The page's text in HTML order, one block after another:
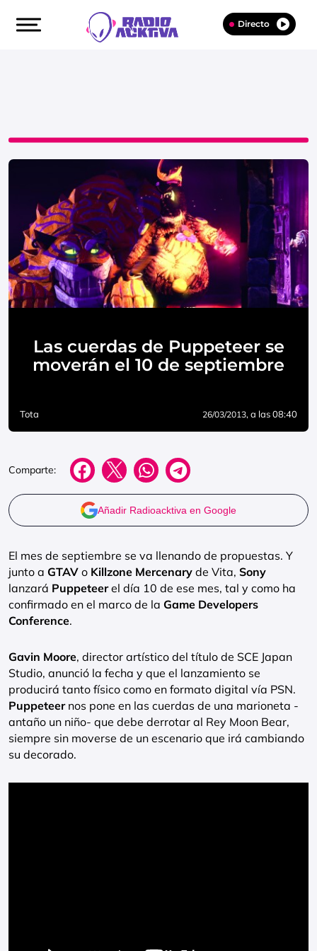
Directo
Las cuerdas de Puppeteer se
moverán el 10 de septiembre
Tota 26/03/2013, a las 08:40
Comparte:
Añadir Radioacktiva en Google
El mes de septiembre se va llenando de propuestas. Y
junto a GTAV o Killzone Mercenary de Vita, Sony
lanzará Puppeteerel día 10 de ese mes, tal y como ha
confirmado en el marco de la Game Developers
Conference.
Gavin Moore, director artístico del título de SCE Japan
Studio, anunció la fecha y que el lanzamiento se
producirá tanto físico como en formato digital vía PSN.
Puppeteernos pone en las cuerdas de una marioneta -
antaño un niño- que debe derrotar al Rey Moon Bear,
siempre sin moverse de un escenario que irá cambiando
su decorado.